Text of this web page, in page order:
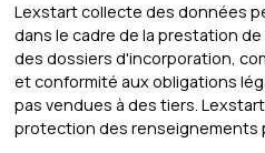
Lexstart collecte des données
dans le cadre de la prestation
des dossiers d'incorporation,
et conformité aux obligations
pas vendues à des tiers.
protection des renseignements